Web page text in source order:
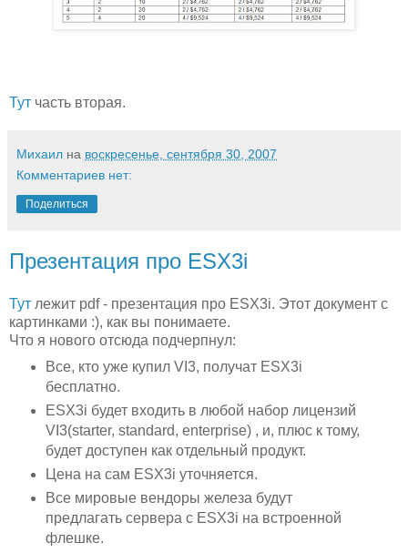
Тут часть вторая.
Михаил на воскресенье, сентября 30, 2007
Комментариев нет:
Поделиться
Презентация про ESX3i
Тут лежит pdf - презентация про ESX3i. Этот документ с
картинками :), как вы понимаете.
Что я нового отсюда подчерпнул:
Все, кто уже купил VI3, получат ESX3i
бесплатно.
ESX3i будет входить в любой набор лицензий
VI3(starter, standard, enterprise) , и, плюс к тому,
будет доступен как отдельный продукт.
Цена на сам ESX3i уточняется.
Все мировые вендоры железа будут
предлагать сервера с ESX3i на встроенной
флешке.